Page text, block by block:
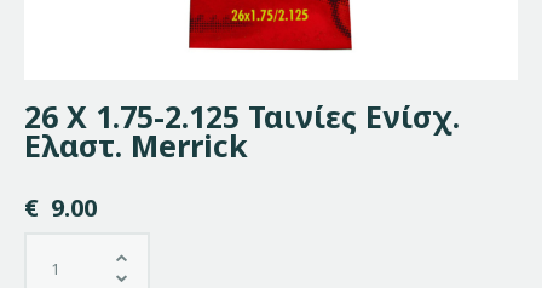
Επικοινωνία
H λίστα μου
26 X 1.75-2.125 Ταινίες Ενίσχ.
Ελαστ. Merrick
€ 9.00